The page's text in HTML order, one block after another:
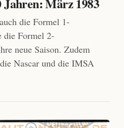
die Formel 1-
die Formel 2-
neue Saison. Zudem
Nascar und die IMSA